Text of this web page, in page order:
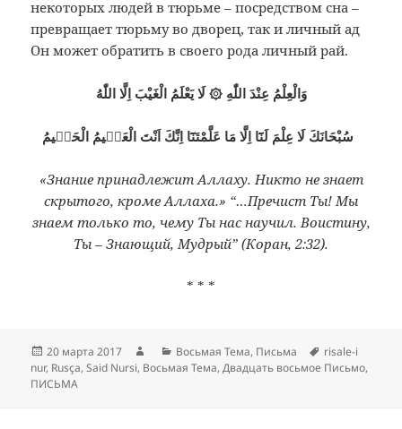
некоторых людей в тюрьме – посредством сна –
превращает тюрьму во дворец, так и личный ад
Он может обратить в своего рода личный рай.
وَالْعِلْمُ عِنْدَ اللّٰهِ ۞ لَا يَعْلَمُ الْغَيْبَ اِلَّا اللّٰهُ
«Знание принадлежит Аллаху. Никто не знает
скрытого, кроме Аллаха.» “…Пречист Ты! Мы
знаем только то, чему Ты нас научил. Воистину,
Ты – Знающий, Мудрый” (Коран, 2:32).
* * *
Опубликовано
20 марта 2017 АвторРубрики
Восьмая Тема, Письма Метки
risale-i
nur, Rusça,Said Nursi, Восьмая Тема,Двадцать восьмое Письмо,
ПИСЬМА